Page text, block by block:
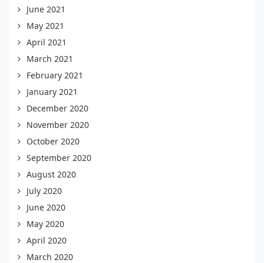
June 2021
May 2021
April 2021
March 2021
February 2021
January 2021
December 2020
November 2020
October 2020
September 2020
August 2020
July 2020
June 2020
May 2020
April 2020
March 2020